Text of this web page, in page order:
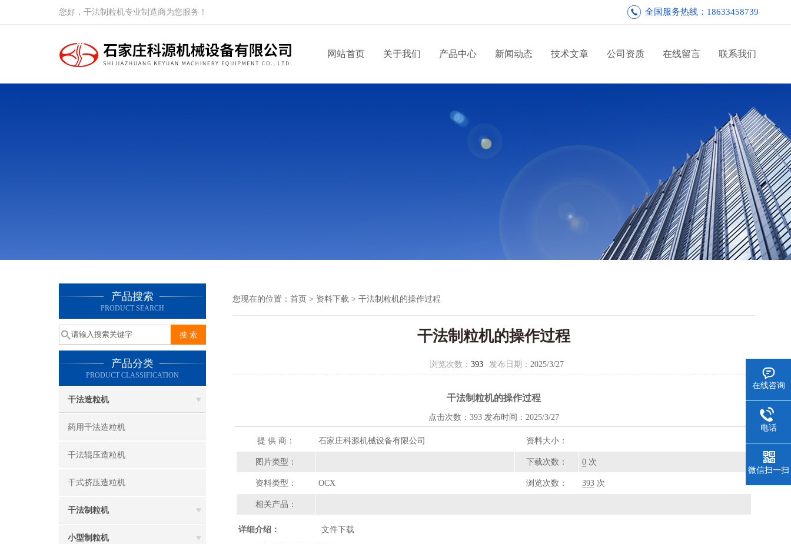
您好，干法制粒机专业制造商为您服务！ 全国服务热线：18633458739
网站首页 关于我们 产品中心 新闻动态 技术文章 公司资质 在线留言 联系我们
产品搜索
PRODUCT SEARCH
产品分类
PRODUCT CLASSIFICATION
干法造粒机
药用干法造粒机
干法辊压造粒机
干式挤压造粒机
干法制粒机
小型制粒机
您现在的位置： 首页 > 资料下载 > 干法制粒机的操作过程
干法制粒机的操作过程
浏览次数： 393 发布日期： 2025/3/27
干法制粒机的操作过程
点击次数：393 发布时间：2025/3/27
提 供 商： 石家庄科源机械设备有限公司 资料大小：
图片类型： 下载次数： 0 次
资料类型： OCX 浏览次数： 393 次
相关产品：
详细介绍： 文件下载
在线咨询
电话
微信扫一扫